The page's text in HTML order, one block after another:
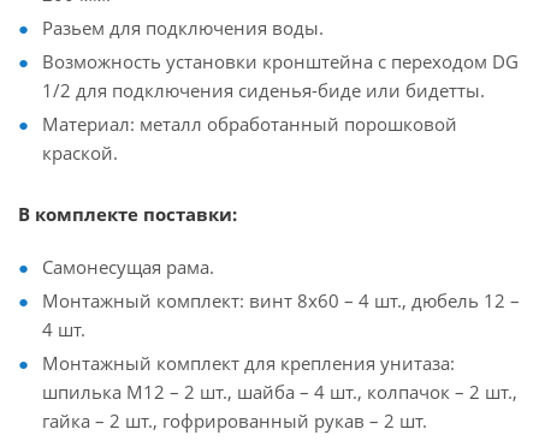
Разьем для подключения воды.
Возможность установки кронштейна с переходом DG
1/2 для подключения сиденья-биде или бидетты.
Материал: металл обработанный порошковой
краской.
В комплекте поставки:
Самонесущая рама.
Монтажный комплект: винт 8х60 – 4 шт., дюбель 12 –
4 шт.
Монтажный комплект для крепления унитаза:
шпилька М12 – 2 шт., шайба – 4 шт., колпачок – 2 шт.,
гайка – 2 шт., гофрированный рукав – 2 шт.